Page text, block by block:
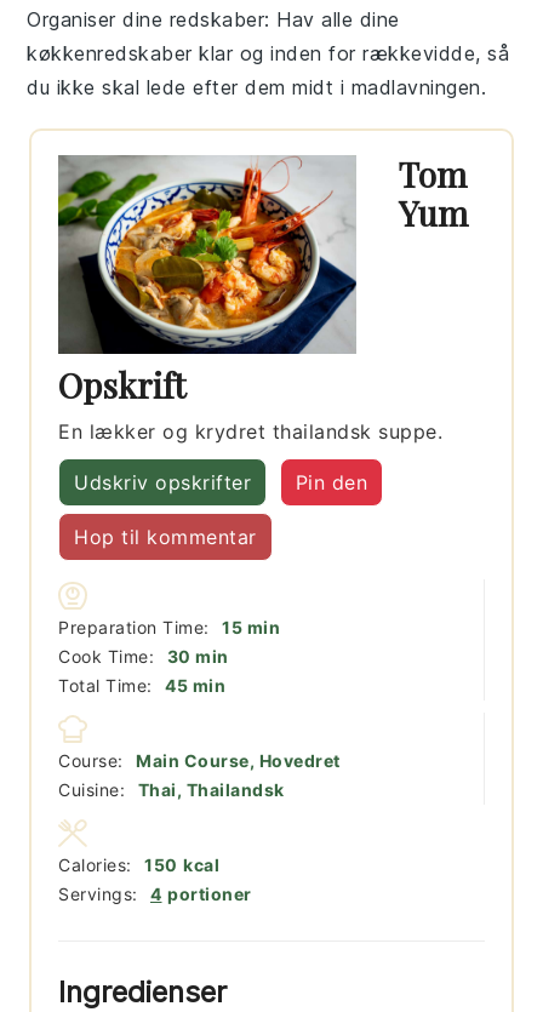
Organiser dine redskaber: Hav alle dine
køkkenredskaber klar og inden for rækkevidde, så
du ikke skal lede efter dem midt i madlavningen.
Tom
Yum
Opskrift
En lækker og krydret thailandsk suppe.
Udskriv opskrifter Pin den
Hop til kommentar
Preparation Time: 15minutter
min
Cook Time:
30 minutter
min
Total Time:
45minutter
min
Course:
Main Course, Hovedret
Cuisine:
Thai, Thailandsk
Servings: 4 portioner
Calories: 150 kcal
Ingredienser